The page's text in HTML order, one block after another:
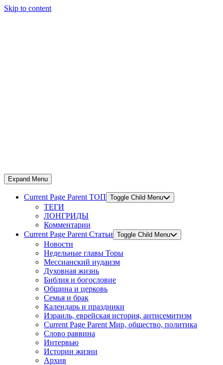
Skip to content
Expand Menu
Current Page Parent ТОП Toggle Child Menu
ТЕГИ
ЛОНГРИДЫ
Комментарии
Current Page Parent Статьи Toggle Child Menu
Новости
Недельные главы Торы
Мессианский иудаизм
Духовная жизнь
Библия и богословие
Община и церковь
Семья и брак
Календарь и праздники
Израиль, еврейская история, антисемитизм
Current Page Parent Мир, общество, политика
Слово раввина
Интервью
Истории жизни
Архив